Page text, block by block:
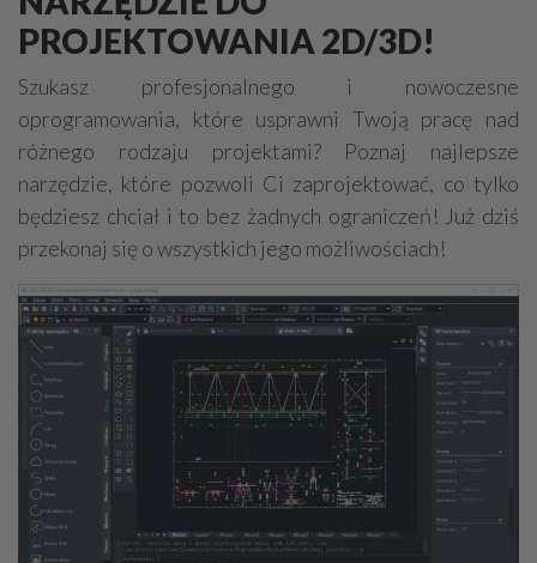
Deweloperzy
Garaże - budowa, sprzedaż
Metaloplastyka, kowalstwo artystyczne
Domy ekologiczne
Uzdatnianie wody
Prace ziemne, fundamenty, wykopy
Ogrody zimowe
Obiekty rolnicze
Studnie
Finanse
Elewacje, docieplenia
Stalowe konstrukcje
Remonty, renowacje
Osuszanie
Sauny, SPA
Ekspertyzy budowlane / ochrona środowiska
Drogi - budowa, sprzęt, usługi
Brukarstwo
Tartaki
Stolarskie usługi
Ślusarstwo, metale - obróbka
Wykonanie pod klucz
Rozbiórki, wyburzenia
Inżynieria budowlana
Nadzór budowlany
Kamieniarstwo
Adwokaci
Prace wysokościowe
PROJEKTOWANIA 2D/3D!
Szukasz profesjonalnego i nowoczesne
oprogramowania, które usprawni Twoją pracę nad
różnego rodzaju projektami? Poznaj najlepsze
narzędzie, które pozwoli Ci zaprojektować, co tylko
będziesz chciał i to bez żadnych ograniczeń! Już dziś
przekonaj się o wszystkich jego możliwościach!